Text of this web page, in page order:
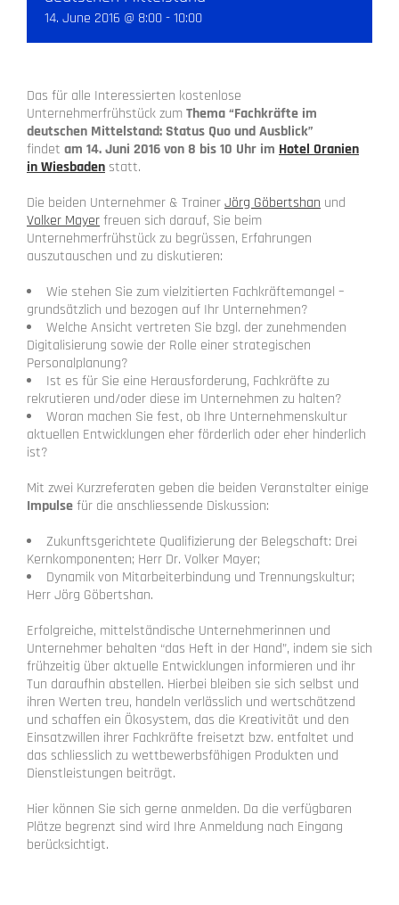
14. June 2016 @ 8:00-10:00
Das für alle Interessierten kostenlose
Unternehmerfrühstück zumThema “Fachkräfte im
deutschen Mittelstand: Status Quo und Ausblick”
findet am 14. Juni 2016von 8 bis 10 Uhr im Hotel Oranien
in Wiesbaden statt.
Die beiden Unternehmer & TrainerJörg Göbertshan und
Volker Mayerfreuen sich darauf, Sie beim
Unternehmerfrühstück zu begrüssen, Erfahrungen
auszutauschen und zu diskutieren:
Wie stehen Sie zum vielzitierten Fachkräftemangel –
grundsätzlich und bezogen auf Ihr Unternehmen?
Welche Ansicht vertreten Sie bzgl. der zunehmenden
Digitalisierung sowie der Rolle einer strategischen
Personalplanung?
Ist es für Sie eine Herausforderung, Fachkräfte zu
rekrutieren und/oder diese im Unternehmen zu halten?
Woran machen Sie fest, ob Ihre Unternehmenskultur
aktuellen Entwicklungen eher förderlich oder eher hinderlich
ist?
Mit zwei Kurzreferaten geben die beiden Veranstalter einige
Impulsefür die anschliessende Diskussion:
Zukunftsgerichtete Qualifizierung der Belegschaft: Drei
Kernkomponenten; Herr Dr. Volker Mayer;
Dynamik von Mitarbeiterbindung und Trennungskultur;
Herr Jörg Göbertshan.
Erfolgreiche, mittelständische Unternehmerinnen und
Unternehmer behalten “das Heft in der Hand”, indem sie sich
frühzeitig über aktuelle Entwicklungen informieren und ihr
Tun daraufhin abstellen. Hierbei bleiben sie sich selbst und
ihren Werten treu, handeln verlässlich und wertschätzend
und schaffen ein Ökosystem, das die Kreativität und den
Einsatzwillen ihrer Fachkräfte freisetzt bzw. entfaltet und
das schliesslich zu wettbewerbsfähigen Produkten und
Dienstleistungen beiträgt.
Hier können Sie sich gerne anmelden. Da die verfügbaren
Plätze begrenzt sind wird Ihre Anmeldung nach Eingang
berücksichtigt.